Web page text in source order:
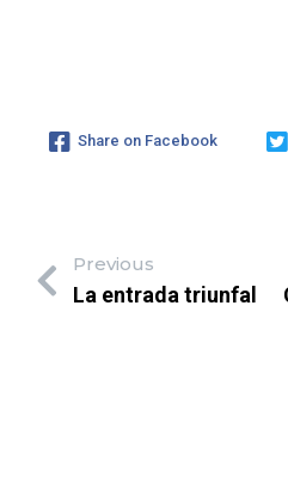
Share on Facebook
Previous
La entrada triunfal